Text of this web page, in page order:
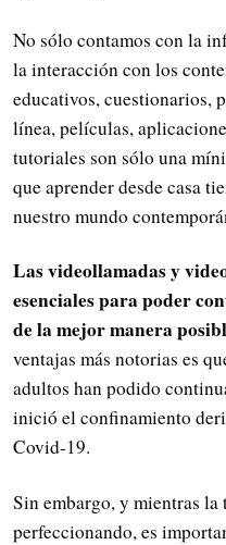
No sólo contamos con la
la interacción con los
educativos, cuestionarios,
línea, películas,
tutoriales son sólo una
que aprender desde casa
nuestro mundo
Las videollamadas y
esenciales para poder
de la mejor manera
ventajas más notorias es
adultos han podido
inició el confinamiento
Covid-19.
Sin embargo, y mientras la
perfeccionando, es